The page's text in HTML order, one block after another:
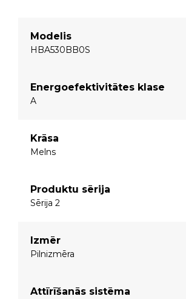
Modelis
HBA530BB0S
Energoefektivitātes klase
A
Krāsa
Melns
Produktu sērija
Sērija 2
Izmēr
Pilnizmēra
Attīrīšanās sistēma